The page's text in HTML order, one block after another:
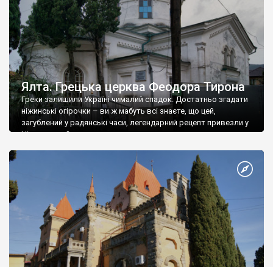
Ялта. Грецька церква Феодора Тирона
Греки залишили Україні чималий спадок. Достатньо згадати
ніжинські огірочки – ви ж мабуть всі знаєте, що цей,
загублений у радянські часи, легендарний рецепт привезли у
Ніжин греки?